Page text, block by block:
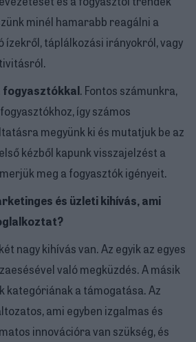
minél hamarabb reagálni a
ízekről, táplálkozási irányokról, vagy
. Fontos számunkra,
így számos
megyünk ki és mutatjuk be az
kézből kapunk visszajelzést a
meg a fogyasztók igényeit.
és üzleti kihívás, ami
nagy kihívás van. Az egyik az egyes
való megküzdés. A másik
kategóriának a támogatása. Az
ami egyben izgalmas és
innovációra van szükség, és